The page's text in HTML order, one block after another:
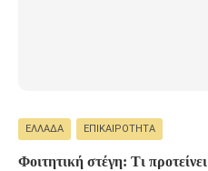
ΕΛΛΆΔΑ ΕΠΙΚΑΙΡΌΤΗΤΑ
Φοιτητική στέγη: Τι